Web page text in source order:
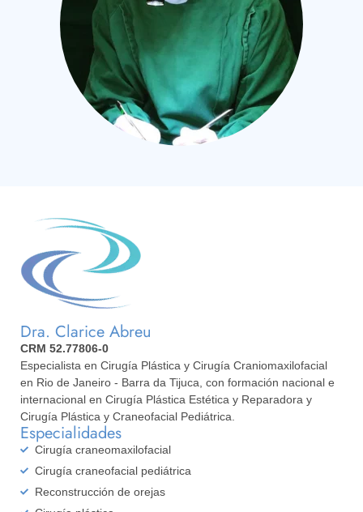
Dra. Clarice Abreu
CRM 52.77806-0
Especialista en Cirugía Plástica y Cirugía Craniomaxilofacial
en Rio de Janeiro - Barra da Tijuca, con formación nacional e
internacional en Cirugía Plástica Estética y Reparadora y
Cirugía Plástica y Craneofacial Pediátrica.
Especialidades
Cirugía craneomaxilofacial
Cirugía craneofacial pediátrica
Reconstrucción de orejas